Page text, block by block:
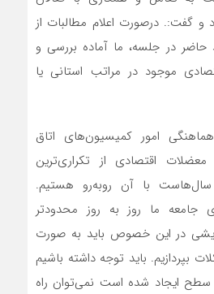
و گفت:. درصورت اعلام مطالبات از
در جلسه، ما آماده بررسی و
موجود در مراتب استانی یا
امور کمیسیون‌های اتاق
اقتصادی از تکراری‌ترین
با آن روبه‌رو هستیم.
جامعه ما روز به روز محدودتر
در این خصوص باید به صورت
بپردازیم. باید توجه داشته باشیم
ایجاد شده است نمی‌توان راه